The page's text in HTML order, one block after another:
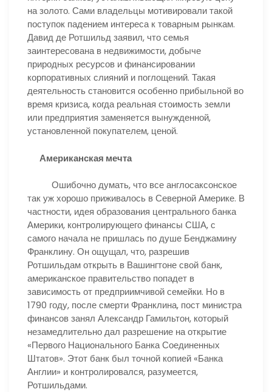
на золото. Сами владельцы мотивировали такой
поступок падением интереса к товарным рынкам.
Давид де Ротшильд заявил, что семья
заинтересована в недвижимости, добыче
природных ресурсов и финансировании
корпоративных слияний и поглощений. Такая
деятельность становится особенно прибыльной во
время кризиса, когда реальная стоимость земли
или предприятия заменяется вынужденной,
установленной покупателем, ценой.
Американская мечта
Ошибочно думать, что все англосаксонское
так уж хорошо приживалось в Северной Америке. В
частности, идея образования центрального банка
Америки, контролирующего финансы США, с
самого начала не пришлась по душе Бенджамину
Франклину. Он ощущал, что, разрешив
Ротшильдам открыть в Вашингтоне свой банк,
американское правительство попадет в
зависимость от предприимчивой семейки. Но в
1790 году, после смерти Франклина, пост министра
финансов занял Александр Гамильтон, который
незамедлительно дал разрешение на открытие
«Первого Национального Банка Соединенных
Штатов». Этот банк был точной копией «Банка
Англии» и контролировался, разумеется,
Ротшильдами.